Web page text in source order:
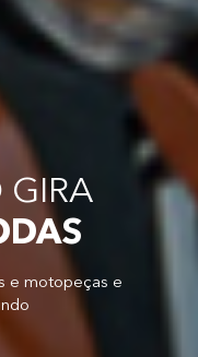
e motopeças e